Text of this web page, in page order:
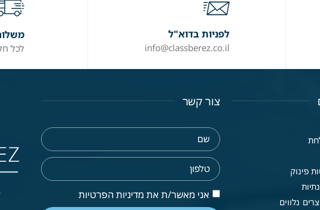
לפניות בדוא"ל
info@classberez.co.il לכל
פינוק
נלווים
צור קשר
אני מאשר/ת את מדיניות הפרטיות